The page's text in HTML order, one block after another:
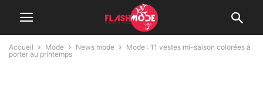
Accueil Mode News mode
Mode : 11 vestes mi-saison colorées à
porter au printemps